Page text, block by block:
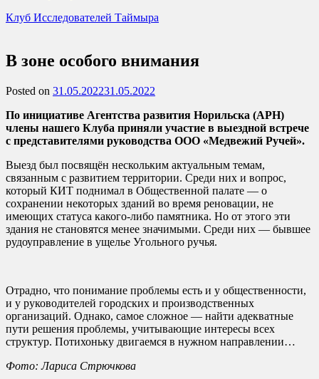
Клуб Исследователей Таймыра
В зоне особого внимания
Posted on 31.05.202231.05.2022
По инициативе Агентства развития Норильска (АРН)
члены нашего Клуба приняли участие в выездной встрече
с представителями руководства ООО «Медвежий Ручей».
Выезд был посвящён нескольким актуальным темам,
связанным с развитием территории. Среди них и вопрос,
который КИТ поднимал в Общественной палате — о
сохранении некоторых зданий во время реновации, не
имеющих статуса какого-либо памятника. Но от этого эти
здания не становятся менее значимыми. Среди них — бывшее
рудоуправление в ущелье Угольного ручья.
Отрадно, что понимание проблемы есть и у общественности,
и у руководителей городских и производственных
организаций. Однако, самое сложное — найти адекватные
пути решения проблемы, учитывающие интересы всех
структур. Потихоньку двигаемся в нужном направлении…
Фото: Лариса Стрючкова